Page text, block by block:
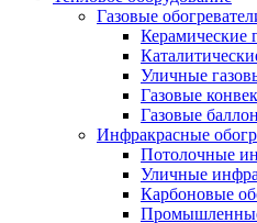
Газовые
Керамические
Уличные
Газовые
Газовые
Инфракрасные
Потолочные
Уличные
Карбоновые
Промышленные